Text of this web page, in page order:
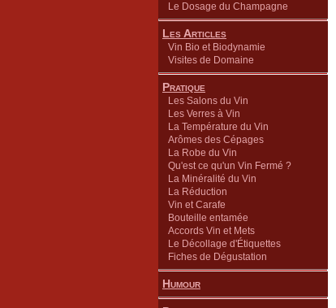
Le Dosage du Champagne
Les Articles
Vin Bio et Biodynamie
Visites de Domaine
Pratique
Les Salons du Vin
Les Verres à Vin
La Température du Vin
Arômes des Cépages
La Robe du Vin
Qu'est ce qu'un Vin Fermé ?
La Minéralité du Vin
La Réduction
Vin et Carafe
Bouteille entamée
Accords Vin et Mets
Le Décollage d'Étiquettes
Fiches de Dégustation
Humour